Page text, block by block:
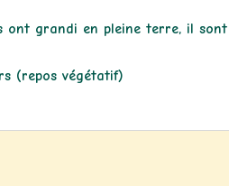
ont grandi en pleine terre, il
(repos végétatif)